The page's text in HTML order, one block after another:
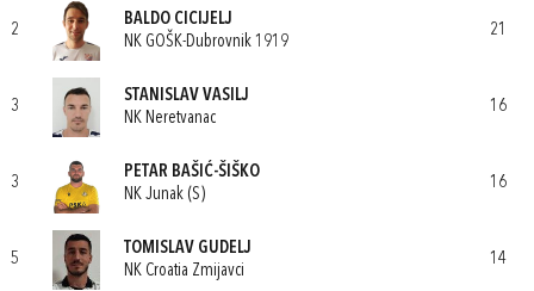
2
BALDO CICIJELJ
NK GOŠK-Dubrovnik 1919
21
3
STANISLAV VASILJ
NK Neretvanac
16
3
PETAR BAŠIĆ-ŠIŠKO
NK Junak (S)
16
5
TOMISLAV GUDELJ
NK Croatia Zmijavci
14